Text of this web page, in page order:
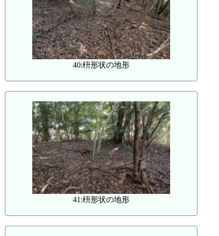
40:枡形状の地形
41:枡形状の地形